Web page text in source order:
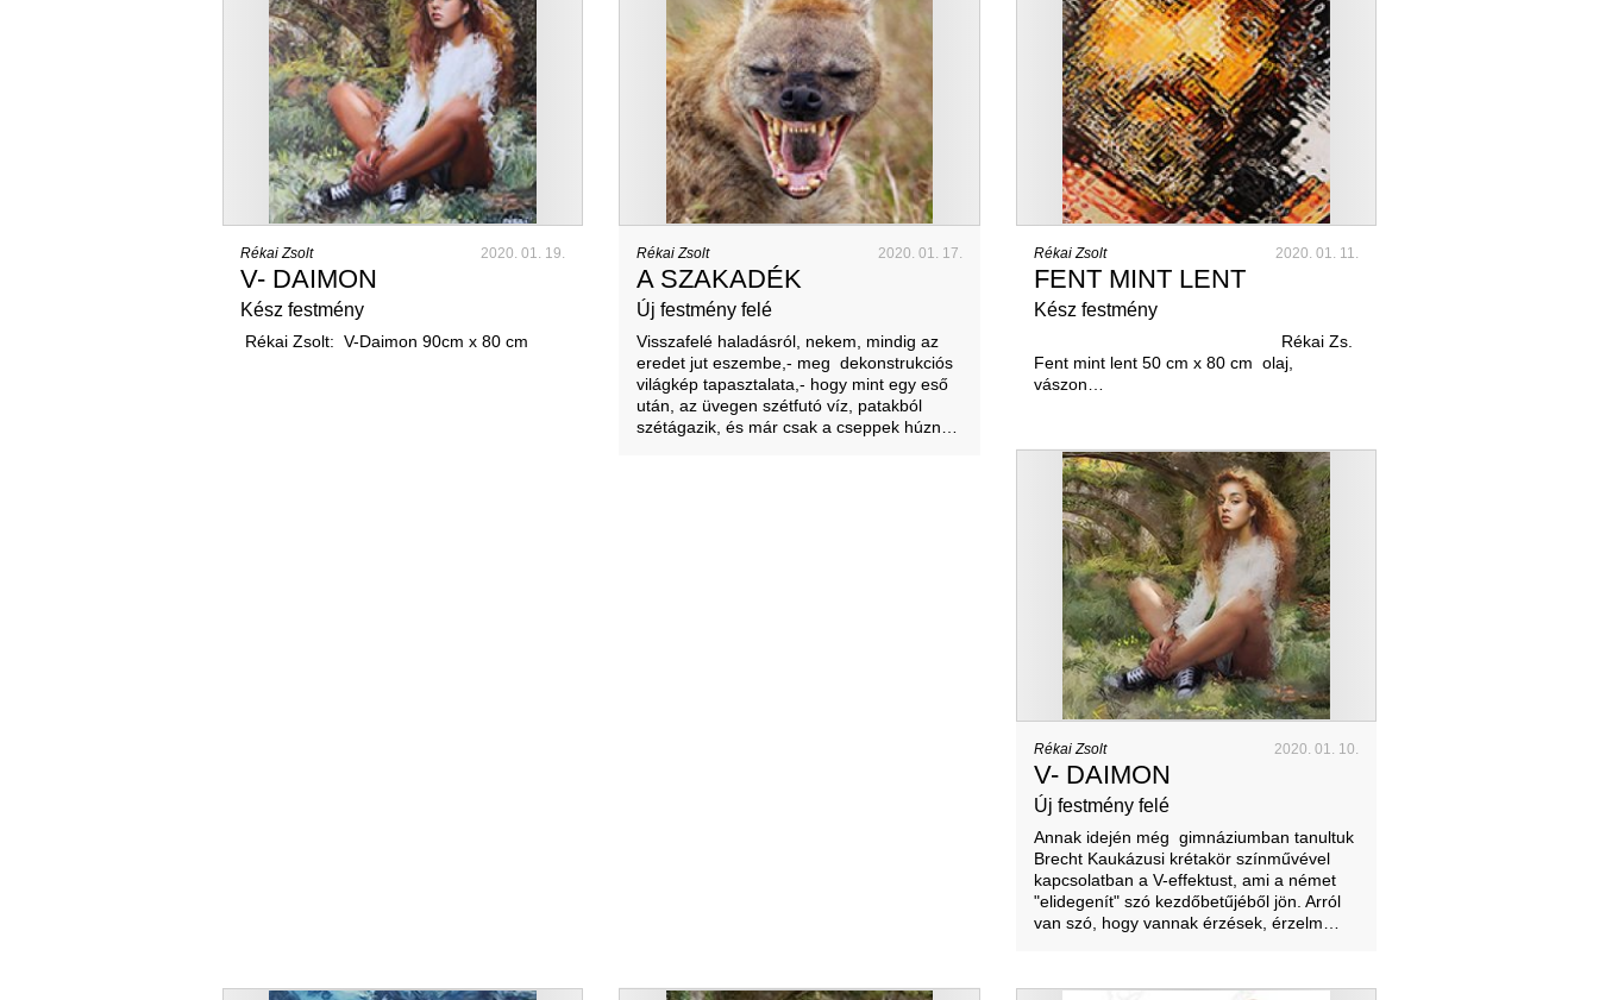
Rékai Zsolt 2020. 01. 19.
V- DAIMON
Kész festmény
Rékai Zsolt: V-Daimon 90cm x 80 cm
Rékai Zsolt 2020. 01. 17.
A SZAKADÉK
Új festmény felé
Visszafelé haladásról, nekem, mindig az
eredet jut eszembe,- meg dekonstrukciós
világkép tapasztalata,- hogy mint egy eső
után, az üvegen szétfutó víz, patakból
szétágazik, és már csak a cseppek húzn…
Rékai Zsolt 2020. 01. 11.
FENT MINT LENT
Kész festmény
Rékai Zs.
Fent mint lent 50 cm x 80 cm olaj,
vászon…
Rékai Zsolt 2020. 01. 10.
V- DAIMON
Új festmény felé
Annak idején még gimnáziumban tanultuk
Brecht Kaukázusi krétakör színművével
kapcsolatban a V-effektust, ami a német
"elidegenít" szó kezdőbetűjéből jön. Arról
van szó, hogy vannak érzések, érzelm…